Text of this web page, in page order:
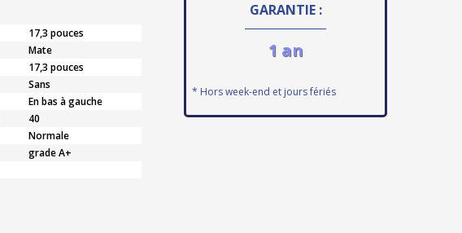
17,3 pouces
Mate
17,3 pouces
Sans
En bas à gauche
40
Normale
grade A+
GARANTIE :
1 an
* Hors week-end et jours fériés